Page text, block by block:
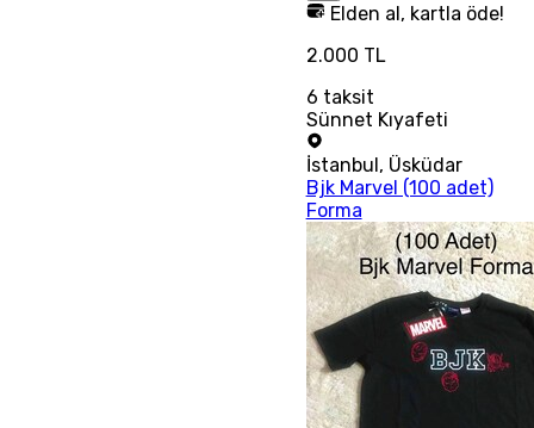
Elden al, kartla öde!
2.000 TL
6 taksit
Sünnet Kıyafeti
İstanbul, Üsküdar
Bjk Marvel (100 adet)
Forma